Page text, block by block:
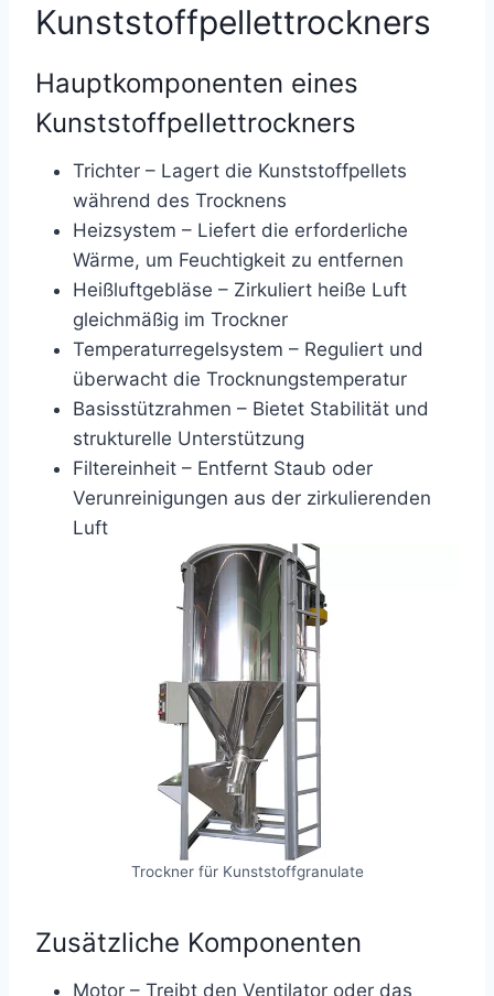
Kunststoffpellettrockners
Hauptkomponenten eines
Kunststoffpellettrockners
Trichter – Lagert die Kunststoffpellets
während des Trocknens
Heizsystem – Liefert die erforderliche
Wärme, um Feuchtigkeit zu entfernen
Heißluftgebläse – Zirkuliert heiße Luft
gleichmäßig im Trockner
Temperaturregelsystem – Reguliert und
überwacht die Trocknungstemperatur
Basisstützrahmen – Bietet Stabilität und
strukturelle Unterstützung
Filtereinheit – Entfernt Staub oder
Verunreinigungen aus der zirkulierenden
Luft
Trockner für Kunststoffgranulate
Zusätzliche Komponenten
Motor – Treibt den Ventilator oder das